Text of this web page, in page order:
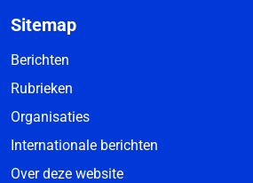
Sitemap
Berichten
Rubrieken
Organisaties
Internationale berichten
Over deze website